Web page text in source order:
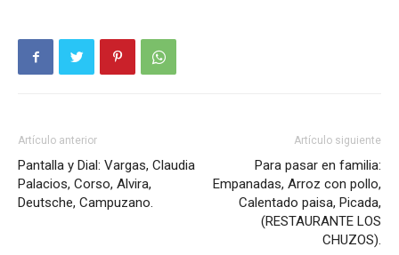
Artículo anterior
Pantalla y Dial: Vargas, Claudia
Palacios, Corso, Alvira,
Deutsche, Campuzano.
Artículo siguiente
Para pasar en familia:
Empanadas, Arroz con pollo,
Calentado paisa, Picada,
(RESTAURANTE LOS
CHUZOS).